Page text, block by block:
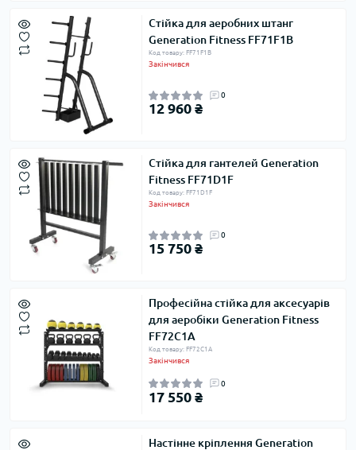
Стійка для аеробних штанг
Generation Fitness FF71F1B
Код товару: FF71F1B
Закінчився
0
12 960 ₴
Стійка для гантелей Generation
Fitness FF71D1F
Код товару: FF71D1F
Закінчився
0
15 750 ₴
Професійна стійка для аксесуарів
для аеробіки Generation Fitness
FF72C1A
Код товару: FF72C1A
Закінчився
0
17 550 ₴
Настінне кріплення Generation